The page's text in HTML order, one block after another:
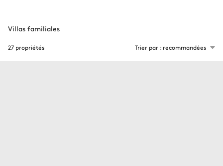
27 propriétés Trier par : recommandées
Villas familiales